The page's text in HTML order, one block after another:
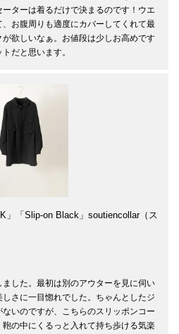
ターは着るだけで決まるのです！ウエ
お腹周りも適度にカバーしてくれて最
欲しいなぁ。お値段は少しお高めです
だと思います。
」「Slip-on Black」soutiencollar（ス
した。最初は別のアウターを見に伺い
さに一目惚れでした。ちゃんとしたジ
いのですが、こちらのスリッポンコー
鞄の中にくるっと入れて持ち歩ける気楽